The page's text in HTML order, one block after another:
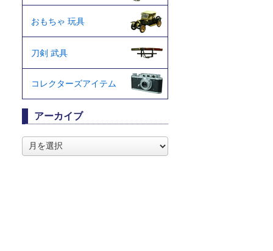
おもちゃ 玩具
刀剣 武具
コレクターズアイテム
アーカイブ
ー